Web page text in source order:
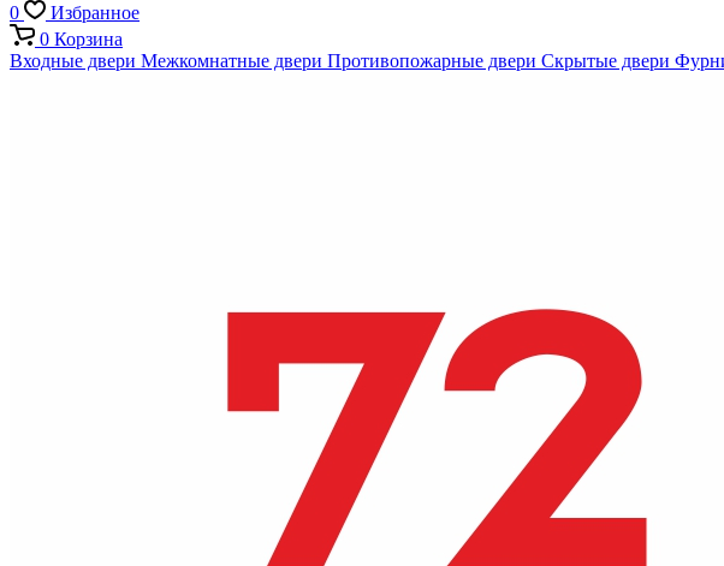
0
Избранное
0 Корзина
Входные двери Межкомнатные двери Противопожарные двери Скрытые двери